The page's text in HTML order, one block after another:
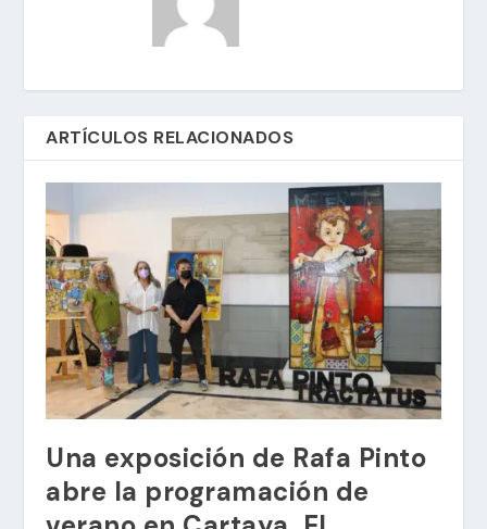
ARTÍCULOS RELACIONADOS
Una exposición de Rafa Pinto
abre la programación de